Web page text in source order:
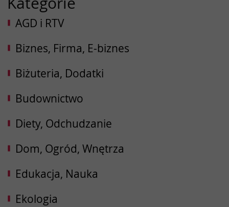
AGD i RTV
Biznes, Firma, E-biznes
Biżuteria, Dodatki
Budownictwo
Diety, Odchudzanie
Dom, Ogród, Wnętrza
Edukacja, Nauka
Ekologia